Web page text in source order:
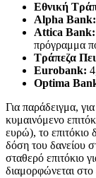
Εθνική
Alpha Bank:
Attica Bank:
πρόγραμμα
Τράπεζα
Eurobank:
Optima
Για παράδειγμα,
κυμαινόμενο
ευρώ), το επιτόκιο
δόση του δανείου
σταθερό επιτόκιο
διαμορφώνεται